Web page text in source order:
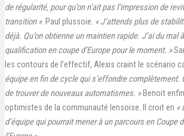
de régularité, pour qu’on n’ait pas l’impression de
transition ». Paul plussoie. « J’attends plus de
déjà. Qu’on obtienne un maintien rapide. J’ai du mal
qualification en coupe d’Europe pour le moment. »
les contours de l’effectif, Alexis craint le scénario
équipe en fin de cycle qui s’effondre complètement.
de trouver de nouveaux automatismes. »Benoit
optimistes de la communauté lensoise. Il croit en «
d’équipe qui pourrait mener à un parcours en Coupe